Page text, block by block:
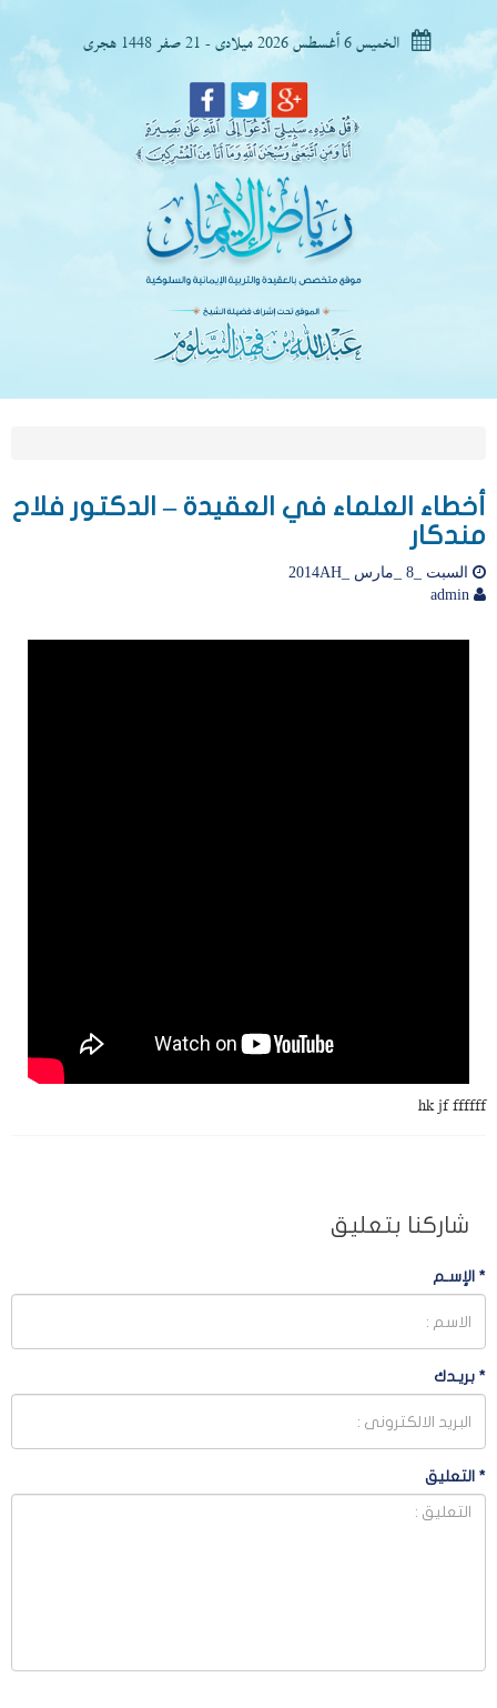
الخميس 6 أغسطس 2026 ميلادى - 21 صفر 1448 هجرى
أخطاء العلماء في العقيدة – الدكتور فلاح
مندكار
السبت _8 _مارس _2014AH
hk jf ffffff
شاركنا بتعليق
* الإسـم
* بريـدك
* التعليق